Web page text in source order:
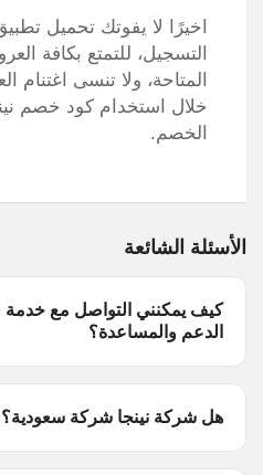
اخيرًا لا يفوتك تحميل
التسجيل، للتمتع بكافة
المتاحة، ولا تنسى
خلال استخدام كود خصم
الخصم.
الأسئلة الشائعة
كيف يمكنني التواصل مع خدمة
الدعم والمساعدة؟
هل شركة نينجا شركة سعودية؟